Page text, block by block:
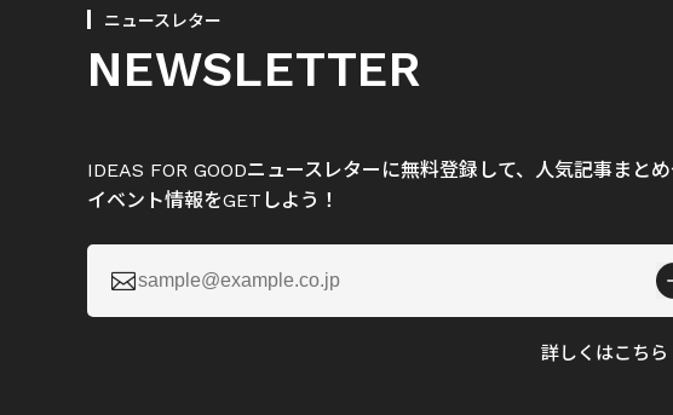
ニュースレター
NEWSLETTER
IDEAS FOR GOODニュースレターに無料登録して、人気記事まと
イベント情報をGETしよう！

詳しくはこちら